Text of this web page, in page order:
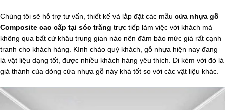
Chúng tôi sẽ hỗ trợ tư vấn, thiết kế và lắp đặt các mẫu cửa nhựa gỗ
Composite cao cấp tại sóc trăng trực tiếp làm việc với khách mà
không qua bất cứ khâu trung gian nào nên đảm bảo mức giá rất cạnh
tranh cho khách hàng. Kính chào quý khách, gỗ nhựa hiện nay đang
là vật liệu dạng tốt, được nhiều khách hàng yêu thích. Đi kèm với đó là
giá thành của dòng cửa nhựa gỗ này khá tốt so với các vật liệu khác.